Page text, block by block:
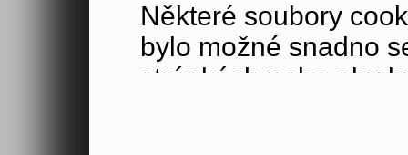
Některé soubory
bylo možné snadno
stránkách nebo aby